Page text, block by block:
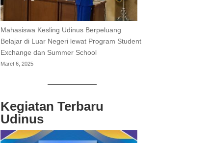
Mahasiswa Kesling Udinus Berpeluang
Belajar di Luar Negeri lewat Program Student
Exchange dan Summer School
Maret 6, 2025
Kegiatan Terbaru
Udinus